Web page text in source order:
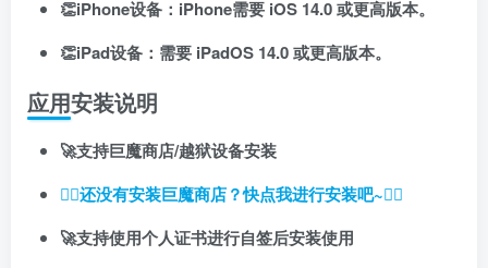
👏iPhone设备：iPhone需要 iOS 14.0 或更高版本。
👏iPad设备：需要 iPadOS 14.0 或更高版本。
应用安装说明
🚀支持巨魔商店/越狱设备安装
👉🏼还没有安装巨魔商店？快点我进行安装吧~👈🏼
🚀支持使用个人证书进行自签后安装使用